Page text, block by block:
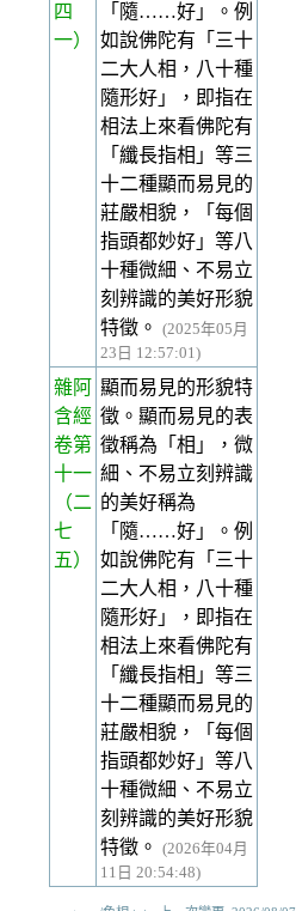
四
一）
「隨……好」。例
如說佛陀有「三十
二大人相，八十種
隨形好」，即指在
相法上來看佛陀有
「纖長指相」等三
十二種顯而易見的
莊嚴相貌，「每個
指頭都妙好」等八
十種微細、不易立
刻辨識的美好形貌
特徵。
(2025年05月
23日 12:57:01)
雜阿
含經
卷第
十一
（二
七
五）
顯而易見的形貌特
徵。顯而易見的表
徵稱為「相」，微
細、不易立刻辨識
的美好稱為
「隨……好」。例
如說佛陀有「三十
二大人相，八十種
隨形好」，即指在
相法上來看佛陀有
「纖長指相」等三
十二種顯而易見的
莊嚴相貌，「每個
指頭都妙好」等八
十種微細、不易立
刻辨識的美好形貌
特徵。
(2026年04月
11日 20:54:48)